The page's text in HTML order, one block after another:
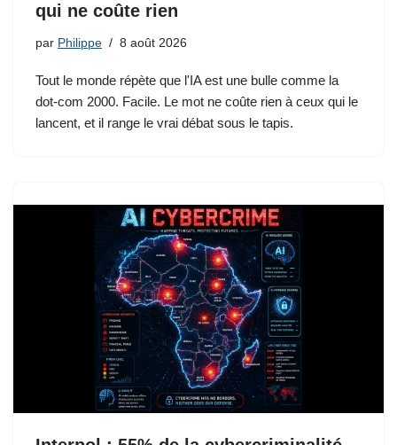
qui ne coûte rien
par Philippe 8 août 2026
Tout le monde répète que l'IA est une bulle comme la
dot-com 2000. Facile. Le mot ne coûte rien à ceux qui le
lancent, et il range le vrai débat sous le tapis.